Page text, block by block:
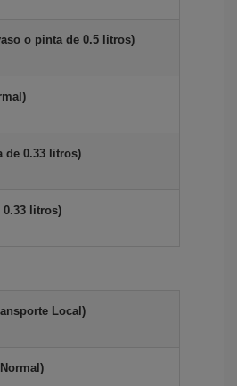
o pinta de 0.5 litros)
de 0.33 litros)
0.33 litros)
Local)